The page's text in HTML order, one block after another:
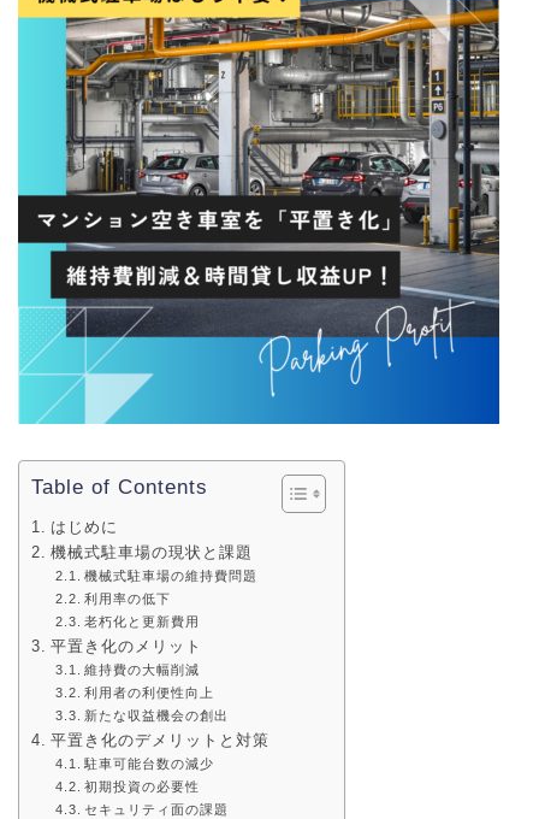
Table of Contents
はじめに
機械式駐車場の現状と課題
機械式駐車場の維持費問題
利用率の低下
老朽化と更新費用
平置き化のメリット
維持費の大幅削減
利用者の利便性向上
新たな収益機会の創出
平置き化のデメリットと対策
駐車可能台数の減少
初期投資の必要性
セキュリティ面の課題